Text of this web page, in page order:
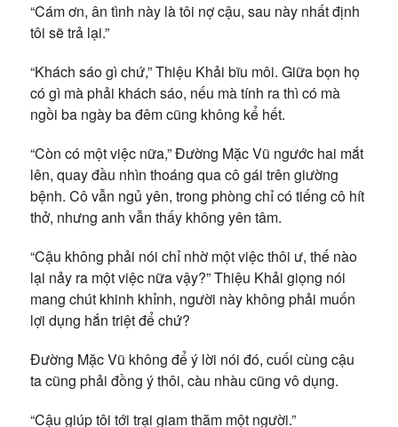
“Cám ơn, ân tình này là tôi nợ cậu, sau này nhất định
tôi sẽ trả lại.”
“Khách sáo gì chứ,” Thiệu Khải bĩu môi. Giữa bọn họ
có gì mà phải khách sáo, nếu mà tính ra thì có mà
ngồi ba ngày ba đêm cũng không kể hết.
“Còn có một việc nữa,” Đường Mặc Vũ ngước hai mắt
lên, quay đầu nhìn thoáng qua cô gái trên giường
bệnh. Cô vẫn ngủ yên, trong phòng chỉ có tiếng cô hít
thở, nhưng anh vẫn thấy không yên tâm.
“Cậu không phải nói chỉ nhờ một việc thôi ư, thế nào
lại nảy ra một việc nữa vậy?” Thiệu Khải giọng nói
mang chút khinh khỉnh, người này không phải muốn
lợi dụng hắn triệt để chứ?
Đường Mặc Vũ không để ý lời nói đó, cuối cùng cậu
ta cũng phải đồng ý thôi, càu nhàu cũng vô dụng.
“Cậu giúp tôi tới trại giam thăm một người.”